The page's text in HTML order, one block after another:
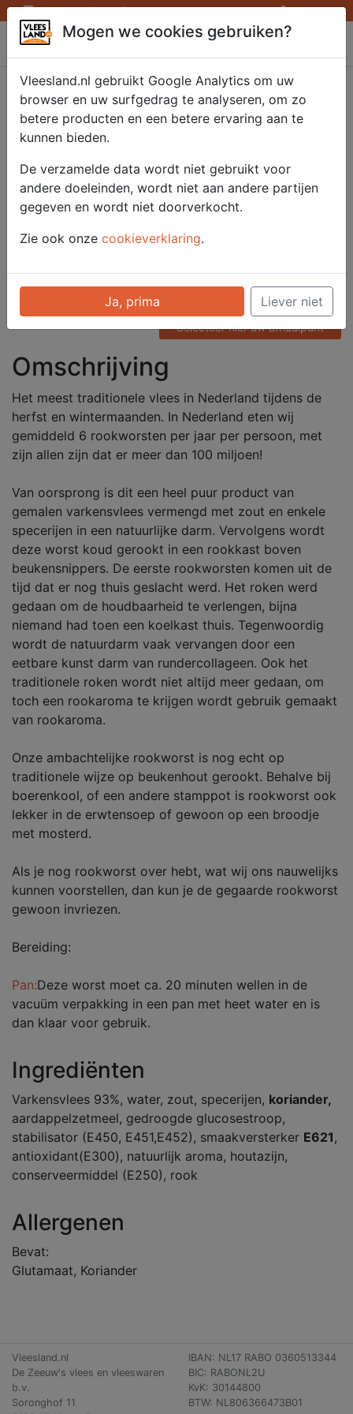
Openingstijden afhaalpunten Inloggen
Vleesland
Rookworst Keteltje
vers 250 gr.
Artikelnummer
52206
Categorie
Voor onze prijzen moet u
ingelogd zijn.
Selecteer hier uw afhaalpunt
Omschrijving
Het meest traditionele vlees in Nederland tijdens de
herfst en wintermaanden. In Nederland eten wij
gemiddeld 6 rookworsten per jaar per persoon, met
zijn allen zijn dat er meer dan 100 miljoen!
Van oorsprong is dit een heel puur product van
gemalen varkensvlees vermengd met zout en enkele
specerijen in een natuurlijke darm. Vervolgens wordt
deze worst koud gerookt in een rookkast boven
beukensnippers. De eerste rookworsten komen uit de
tijd dat er nog thuis geslacht werd. Het roken werd
gedaan om de houdbaarheid te verlengen, bijna
niemand had toen een koelkast thuis. Tegenwoordig
wordt de natuurdarm vaak vervangen door een
eetbare kunst darm van rundercollageen. Ook het
traditionele roken wordt niet altijd meer gedaan, om
toch een rookaroma te krijgen wordt gebruik gemaakt
van rookaroma.
Onze ambachtelijke rookworst is nog echt op
traditionele wijze op beukenhout gerookt. Behalve bij
boerenkool, of een andere stamppot is rookworst ook
lekker in de erwtensoep of gewoon op een broodje
met mosterd.
Als je nog rookworst over hebt, wat wij ons nauwelijks
kunnen voorstellen, dan kun je de gegaarde rookworst
gewoon invriezen.
Bereiding:
Pan:Deze worst moet ca. 20 minuten wellen in de
vacuüm verpakking in een pan met heet water en is
dan klaar voor gebruik.
Ingrediënten
Varkensvlees 93%, water, zout, specerijen, koriander,
aardappelzetmeel, gedroogde glucosestroop,
stabilisator (E450, E451,E452), smaakversterker E621,
antioxidant(E300), natuurlijk aroma, houtazijn,
conserveermiddel (E250), rook
Allergenen
Bevat:
Glutamaat, Koriander
Vleesland.nl
De Zeeuw's vlees en vleeswaren
b.v.
Soronghof 11
IBAN: NL17 RABO 0360513344
BIC: RABONL2U
KvK: 30144800
BTW: NL806366473B01
Mogen we cookies gebruiken?
Vleesland.nl gebruikt Google Analytics om uw
browser en uw surfgedrag te analyseren, om zo
betere producten en een betere ervaring aan te
kunnen bieden.
De verzamelde data wordt niet gebruikt voor
andere doeleinden, wordt niet aan andere partijen
gegeven en wordt niet doorverkocht.
Zie ook onze cookieverklaring.
Ja, prima Liever niet